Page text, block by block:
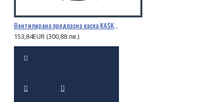
153,84EUR (300,88 лв.)